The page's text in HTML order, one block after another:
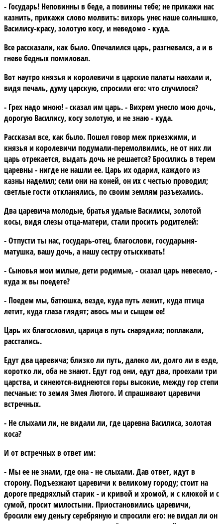
- Государь! Неповинны в беде, а повинны тебе; не прикажи нас
казнить, прикажи слово молвить: вихорь унес наше солнышко,
Василису-красу, золотую косу, и неведомо - куда.
Все рассказали, как было. Опечалился царь, разгневался, а и в
гневе бедных помиловал.
Вот наутро князья и королевичи в царские палаты наехали и,
видя печаль, думу царскую, спросили его: что случилося?
- Грех надо мною! - сказал им царь. - Вихрем унесло мою дочь,
дорогую Василису, косу золотую, и не знаю - куда.
Рассказал все, как было. Пошел говор меж приезжими, и
князья и королевичи подумали-перемолвились, не от них ли
царь отрекается, выдать дочь не решается? Бросились в терем
царевны - нигде не нашли ее. Царь их одарил, каждого из
казны наделил; сели они на коней, он их с честью проводил;
светлые гости откланялись, по своим землям разъехались.
Два царевича молодые, братья удалые Василисы, золотой
косы, видя слезы отца-матери, стали просить родителей:
- Отпусти ты нас, государь-отец, благослови, государыня-
матушка, вашу дочь, а нашу сестру отыскивать!
- Сыновья мои милые, дети родимые, - сказал царь невесело, -
куда ж вы поедете?
- Поедем мы, батюшка, везде, куда путь лежит, куда птица
летит, куда глаза глядят; авось мы и сыщем ее!
Царь их благословил, царица в путь снарядила; поплакали,
расстались.
Едут два царевича; близко ли путь, далеко ли, долго ли в езде,
коротко ли, оба не знают. Едут год они, едут два, проехали три
царства, и синеются-виднеются горы высокие, между гор степи
песчаные: то земля Змея Лютого. И спрашивают царевичи
встречных.
- Не слыхали ли, не видали ли, где царевна Василиса, золотая
коса?
И от встречных в ответ им:
- Мы ее не знали, где она - не слыхали. Дав ответ, идут в
сторону. Подъезжают царевичи к великому городу; стоит на
дороге предряхлый старик - и кривой и хромой, и с клюкой и с
сумой, просит милостыни. Приостановились царевичи,
бросили ему деньгу серебряную и спросили его: не видал ли он